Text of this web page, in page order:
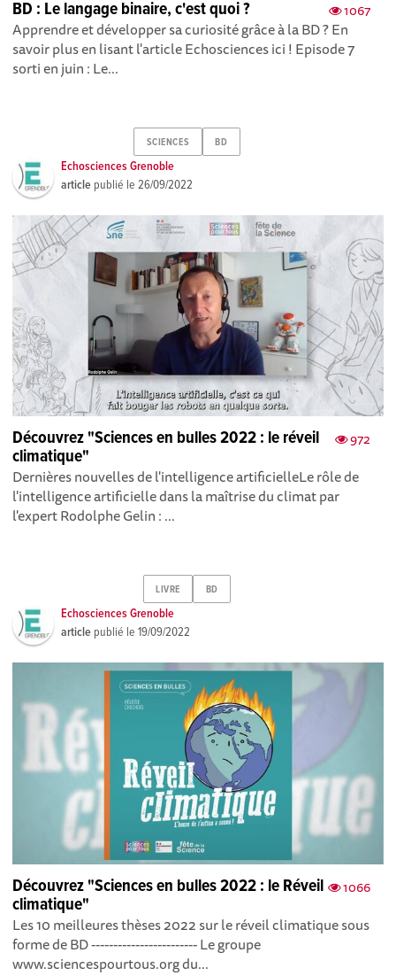
1067
BD : Le langage binaire, c'est quoi ?
Apprendre et développer sa curiosité grâce à la BD ? En
savoir plus en lisant l'article Echosciences ici ! Episode 7
sorti en juin : Le...
SCIENCES BD
Echosciences Grenoble
article publié le26/09/2022
972
Découvrez "Sciences en bulles 2022 : le réveil
climatique"
Dernières nouvelles de l'intelligence artificielleLe rôle de
l'intelligence artificielle dans la maîtrise du climat par
l'expert Rodolphe Gelin : ...
LIVRE BD
Echosciences Grenoble
article publié le19/09/2022
1066
Découvrez "Sciences en bulles 2022 : le Réveil
climatique"
Les 10 meilleures thèses 2022 sur le réveil climatique sous
forme de BD ------------------------ Le groupe
www.sciencespourtous.org du...